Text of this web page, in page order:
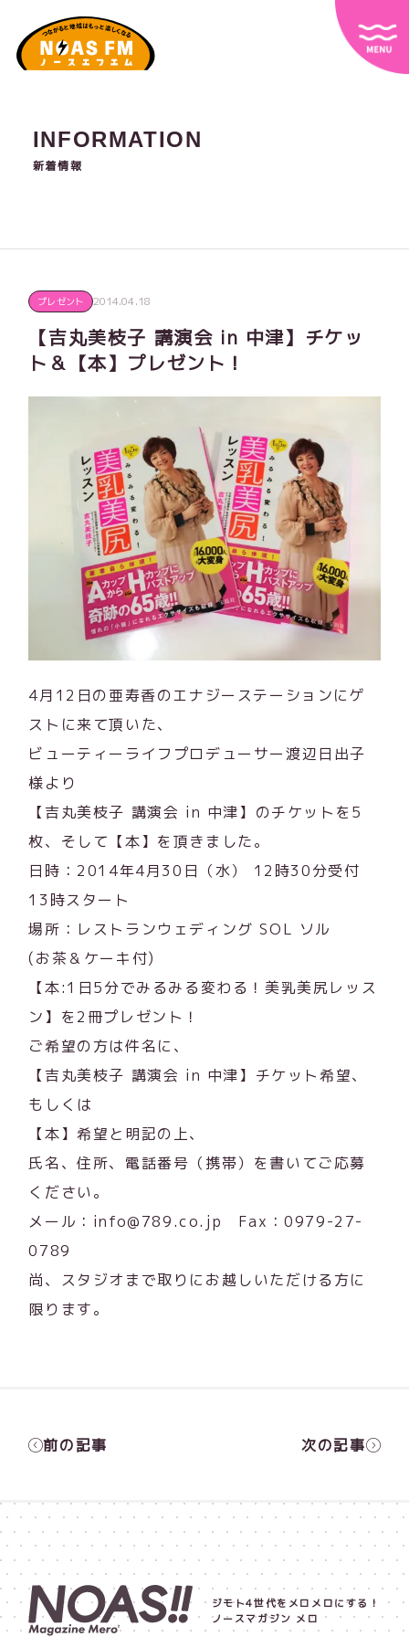
INFORMATION
新着情報
プレゼント 2014.04.18
【吉丸美枝子 講演会 in 中津】チケッ
ト＆【本】プレゼント！
4月12日の亜寿香のエナジーステーションにゲ
ストに来て頂いた、
ビューティーライフプロデューサー渡辺日出子
様より
【吉丸美枝子 講演会 in 中津】のチケットを5
枚、そして【本】を頂きました。
日時：2014年4月30日（水） 12時30分受付
13時スタート
場所：レストランウェディング SOL ソル
(お茶＆ケーキ付)
【本:1日5分でみるみる変わる！美乳美尻レッス
ン】を2冊プレゼント！
ご希望の方は件名に、
【吉丸美枝子 講演会 in 中津】チケット希望、
もしくは
【本】希望と明記の上、
氏名、住所、電話番号（携帯）を書いてご応募
ください。
メール：info@789.co.jp Fax：0979-27-
0789
尚、スタジオまで取りにお越しいただける方に
限ります。
前の記事 次の記事
ジモト4世代をメロメロにする！
ノースマガジン メロ